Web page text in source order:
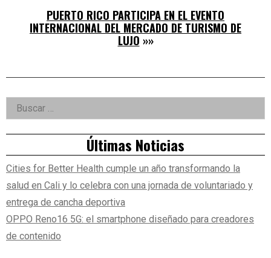
PUERTO RICO PARTICIPA EN EL EVENTO
INTERNACIONAL DEL MERCADO DE TURISMO DE
LUJO »»
Right
Asides
Buscar:
Últimas Noticias
Cities for Better Health cumple un año transformando la
salud en Cali y lo celebra con una jornada de voluntariado y
entrega de cancha deportiva
OPPO Reno16 5G: el smartphone diseñado para creadores
de contenido